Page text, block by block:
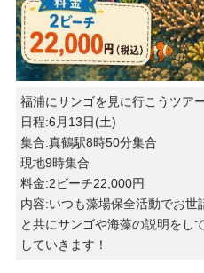
福浦にサンゴを見に行こうツアー
日程:6月13日(土)
集合:真鶴駅8時50分集合
現地9時集合
料金:2ビーチ22,000円
内容:いつも藻場保全活動でお世
と共にサンゴや海藻の説明をし
していきます！